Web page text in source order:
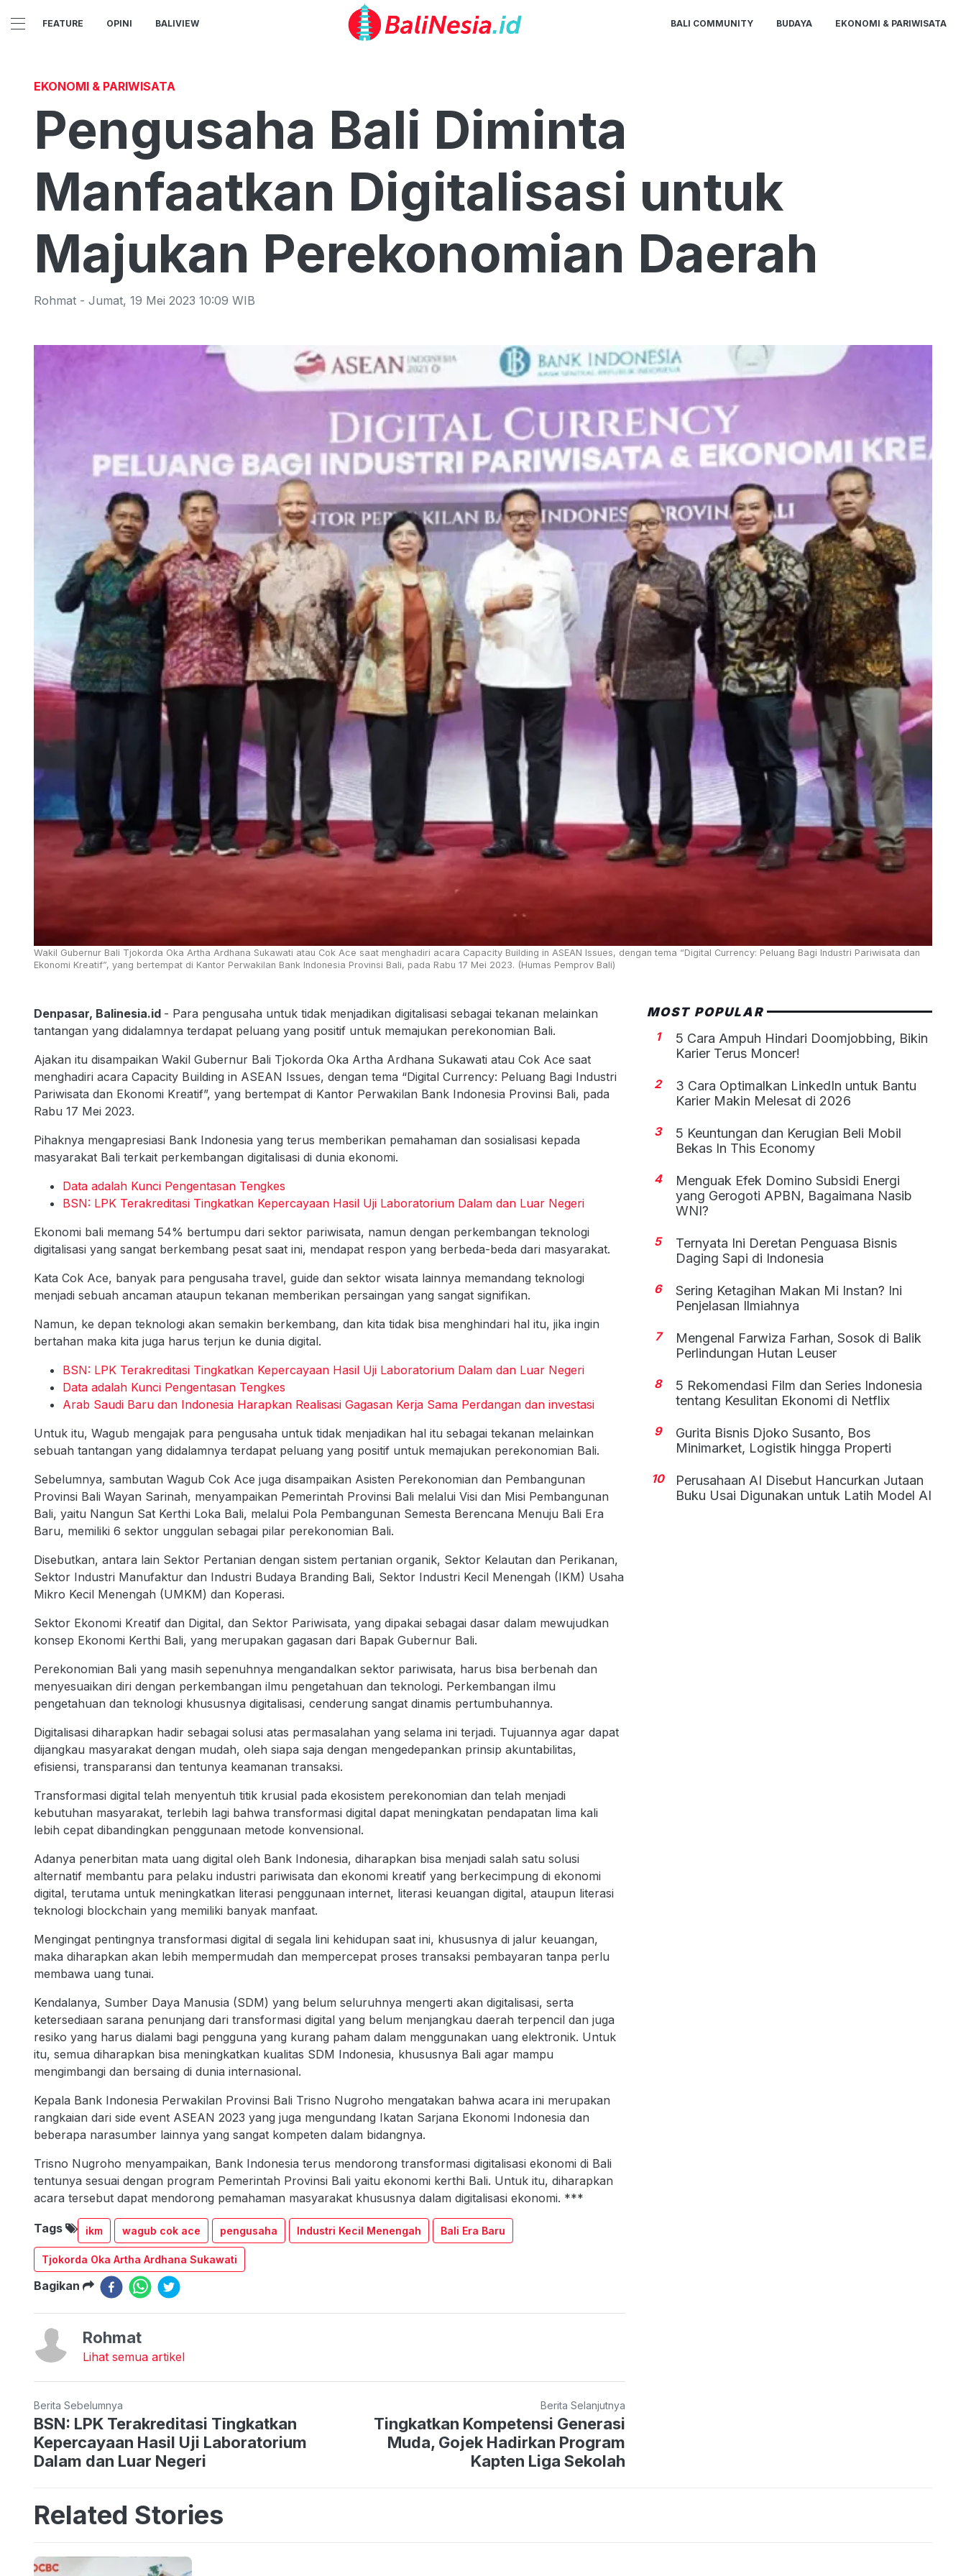
FEATURE OPINI BALIVIEW BALI COMMUNITY BUDAYA EKONOMI & PARIWISATA
EKONOMI & PARIWISATA
Pengusaha Bali Diminta
Manfaatkan Digitalisasi untuk
Majukan Perekonomian Daerah
Rohmat - Jumat, 19 Mei 2023 10:09 WIB
Wakil Gubernur Bali Tjokorda Oka Artha Ardhana Sukawati atau Cok Ace saat menghadiri acara Capacity Building in ASEAN Issues, dengan tema “Digital Currency: Peluang Bagi Industri Pariwisata dan
Ekonomi Kreatif”, yang bertempat di Kantor Perwakilan Bank Indonesia Provinsi Bali, pada Rabu 17 Mei 2023. (Humas Pemprov Bali)
Denpasar, Balinesia.id - Para pengusaha untuk tidak menjadikan digitalisasi sebagai tekanan melainkan
tantangan yang didalamnya terdapat peluang yang positif untuk memajukan perekonomian Bali.
Ajakan itu disampaikan Wakil Gubernur Bali Tjokorda Oka Artha Ardhana Sukawati atau Cok Ace saat
menghadiri acara Capacity Building in ASEAN Issues, dengan tema “Digital Currency: Peluang Bagi Industri
Pariwisata dan Ekonomi Kreatif”, yang bertempat di Kantor Perwakilan Bank Indonesia Provinsi Bali, pada
Rabu 17 Mei 2023.
Pihaknya mengapresiasi Bank Indonesia yang terus memberikan pemahaman dan sosialisasi kepada
masyarakat Bali terkait perkembangan digitalisasi di dunia ekonomi.
Data adalah Kunci Pengentasan Tengkes
BSN: LPK Terakreditasi Tingkatkan Kepercayaan Hasil Uji Laboratorium Dalam dan Luar Negeri
Ekonomi bali memang 54% bertumpu dari sektor pariwisata, namun dengan perkembangan teknologi
digitalisasi yang sangat berkembang pesat saat ini, mendapat respon yang berbeda-beda dari masyarakat.
Kata Cok Ace, banyak para pengusaha travel, guide dan sektor wisata lainnya memandang teknologi
menjadi sebuah ancaman ataupun tekanan memberikan persaingan yang sangat signifikan.
Namun, ke depan teknologi akan semakin berkembang, dan kita tidak bisa menghindari hal itu, jika ingin
bertahan maka kita juga harus terjun ke dunia digital.
BSN: LPK Terakreditasi Tingkatkan Kepercayaan Hasil Uji Laboratorium Dalam dan Luar Negeri
Data adalah Kunci Pengentasan Tengkes
Arab Saudi Baru dan Indonesia Harapkan Realisasi Gagasan Kerja Sama Perdangan dan investasi
Untuk itu, Wagub mengajak para pengusaha untuk tidak menjadikan hal itu sebagai tekanan melainkan
sebuah tantangan yang didalamnya terdapat peluang yang positif untuk memajukan perekonomian Bali.
Sebelumnya, sambutan Wagub Cok Ace juga disampaikan Asisten Perekonomian dan Pembangunan
Provinsi Bali Wayan Sarinah, menyampaikan Pemerintah Provinsi Bali melalui Visi dan Misi Pembangunan
Bali, yaitu Nangun Sat Kerthi Loka Bali, melalui Pola Pembangunan Semesta Berencana Menuju Bali Era
Baru, memiliki 6 sektor unggulan sebagai pilar perekonomian Bali.
Disebutkan, antara lain Sektor Pertanian dengan sistem pertanian organik, Sektor Kelautan dan Perikanan,
Sektor Industri Manufaktur dan Industri Budaya Branding Bali, Sektor Industri Kecil Menengah (IKM) Usaha
Mikro Kecil Menengah (UMKM) dan Koperasi.
Sektor Ekonomi Kreatif dan Digital, dan Sektor Pariwisata, yang dipakai sebagai dasar dalam mewujudkan
konsep Ekonomi Kerthi Bali, yang merupakan gagasan dari Bapak Gubernur Bali.
Perekonomian Bali yang masih sepenuhnya mengandalkan sektor pariwisata, harus bisa berbenah dan
menyesuaikan diri dengan perkembangan ilmu pengetahuan dan teknologi. Perkembangan ilmu
pengetahuan dan teknologi khususnya digitalisasi, cenderung sangat dinamis pertumbuhannya.
Digitalisasi diharapkan hadir sebagai solusi atas permasalahan yang selama ini terjadi. Tujuannya agar dapat
dijangkau masyarakat dengan mudah, oleh siapa saja dengan mengedepankan prinsip akuntabilitas,
efisiensi, transparansi dan tentunya keamanan transaksi.
Transformasi digital telah menyentuh titik krusial pada ekosistem perekonomian dan telah menjadi
kebutuhan masyarakat, terlebih lagi bahwa transformasi digital dapat meningkatan pendapatan lima kali
lebih cepat dibandingkan penggunaan metode konvensional.
Adanya penerbitan mata uang digital oleh Bank Indonesia, diharapkan bisa menjadi salah satu solusi
alternatif membantu para pelaku industri pariwisata dan ekonomi kreatif yang berkecimpung di ekonomi
digital, terutama untuk meningkatkan literasi penggunaan internet, literasi keuangan digital, ataupun literasi
teknologi blockchain yang memiliki banyak manfaat.
Mengingat pentingnya transformasi digital di segala lini kehidupan saat ini, khususnya di jalur keuangan,
maka diharapkan akan lebih mempermudah dan mempercepat proses transaksi pembayaran tanpa perlu
membawa uang tunai.
Kendalanya, Sumber Daya Manusia (SDM) yang belum seluruhnya mengerti akan digitalisasi, serta
ketersediaan sarana penunjang dari transformasi digital yang belum menjangkau daerah terpencil dan juga
resiko yang harus dialami bagi pengguna yang kurang paham dalam menggunakan uang elektronik. Untuk
itu, semua diharapkan bisa meningkatkan kualitas SDM Indonesia, khususnya Bali agar mampu
mengimbangi dan bersaing di dunia internasional.
Kepala Bank Indonesia Perwakilan Provinsi Bali Trisno Nugroho mengatakan bahwa acara ini merupakan
rangkaian dari side event ASEAN 2023 yang juga mengundang Ikatan Sarjana Ekonomi Indonesia dan
beberapa narasumber lainnya yang sangat kompeten dalam bidangnya.
Trisno Nugroho menyampaikan, Bank Indonesia terus mendorong transformasi digitalisasi ekonomi di Bali
tentunya sesuai dengan program Pemerintah Provinsi Bali yaitu ekonomi kerthi Bali. Untuk itu, diharapkan
acara tersebut dapat mendorong pemahaman masyarakat khususnya dalam digitalisasi ekonomi. ***
Tags ikm wagub cok ace pengusaha Industri Kecil Menengah Bali Era Baru
Tjokorda Oka Artha Ardhana Sukawati
Bagikan
Rohmat
Lihat semua artikel
Berita Sebelumnya
BSN: LPK Terakreditasi Tingkatkan
Kepercayaan Hasil Uji Laboratorium
Dalam dan Luar Negeri
Berita Selanjutnya
Tingkatkan Kompetensi Generasi
Muda, Gojek Hadirkan Program
Kapten Liga Sekolah
MOST POPULAR
1
5 Cara Ampuh Hindari Doomjobbing, Bikin
Karier Terus Moncer!
2
3 Cara Optimalkan LinkedIn untuk Bantu
Karier Makin Melesat di 2026
3
5 Keuntungan dan Kerugian Beli Mobil
Bekas In This Economy
4
Menguak Efek Domino Subsidi Energi
yang Gerogoti APBN, Bagaimana Nasib
WNI?
5
Ternyata Ini Deretan Penguasa Bisnis
Daging Sapi di Indonesia
6
Sering Ketagihan Makan Mi Instan? Ini
Penjelasan Ilmiahnya
7
Mengenal Farwiza Farhan, Sosok di Balik
Perlindungan Hutan Leuser
8
5 Rekomendasi Film dan Series Indonesia
tentang Kesulitan Ekonomi di Netflix
9
Gurita Bisnis Djoko Susanto, Bos
Minimarket, Logistik hingga Properti
10
Perusahaan AI Disebut Hancurkan Jutaan
Buku Usai Digunakan untuk Latih Model AI
Related Stories